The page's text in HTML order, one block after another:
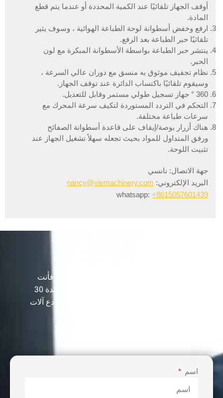
أوقف الجهاز تلقائيًا عند الكمية المحددة أو عندما يتم قطع
المادة.
ارفع وخفض أسطوانة لوحة الطباعة الهوائية ، وسوف يثير
تلقائيًا حبر الطباعة بعد الرفع.
ينتشر حبر الطباعة بواسطة الأسطوانة المبكرة مع لون
الحبر.
نظام تجفيف موثوق به منسق مع دوران عالي السرعة ،
وسيقوم تلقائيًا باكتساب الدائرة عند توقف الجهاز.
360 ° جهاز تسجيل طولي مستمر وقابل للتعديل.
التحكم في التردد المستوردة لتكيف سرعة المحرك مع
سرعات طباعة مختلفة.
هناك أزرار بوصة/إيقاف على قاعدة أسطوانة الصفائح
ورفق المتداول للمواد بحيث تجعله سهلاً تشغيل الجهاز عند
تثبيت اللوحة.
جهة الاتصال: نانسي
البريد الإلكتروني: nancy@viemachinery.com
whatsapp: +8615057601439
أنت بحاجة إلى أكثر من مجرد آلة جودة واحدة ، فأنت
بحاجة إلى مورد مخضرم كان في هذا المجال لمدة 30
عامًا لبناء خط الإنتاج الخاص بك وتنمية أرباحك. دع آلات
اسم